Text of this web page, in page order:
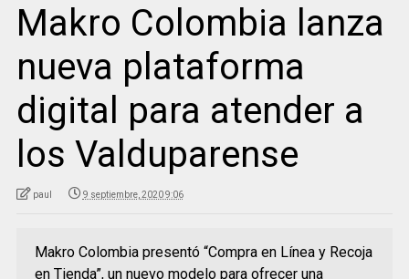
Makro Colombia lanza
nueva plataforma
digital para atender a
los Valduparense
paul 9 septiembre, 2020 9:06
Makro Colombia presentó “Compra en Línea y Recoja
en Tienda”, un nuevo modelo para ofrecer una